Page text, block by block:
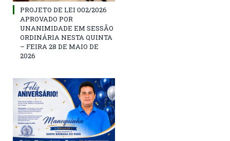
PROJETO DE LEI 002/2026
APROVADO POR
UNANIMIDADE EM SESSÃO
ORDINÁRIA NESTA QUINTA
– FEIRA 28 DE MAIO DE
2026